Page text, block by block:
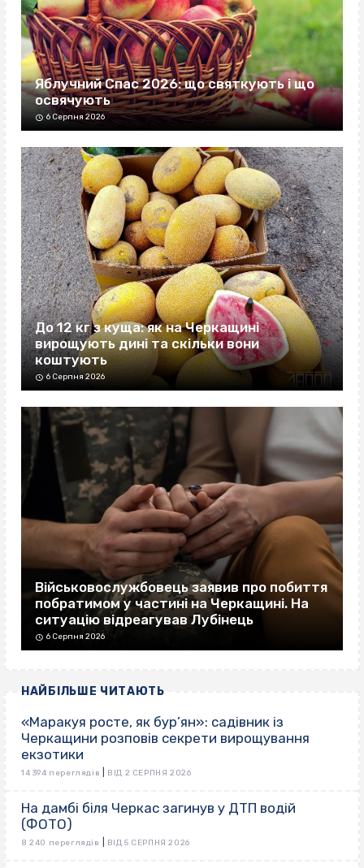
Яблучний Спас 2026: що святкують і що
освячують
6 Серпня 2026
До 12 кг з куща: як на Черкащині
вирощують дині та скільки вони
коштують
6 Серпня 2026
Військовослужбовець заявив про побиття
побратимом у частині на Черкащині. На
ситуацію відреагував Лубінець
6 Серпня 2026
НАЙБІЛЬШЕ ЧИТАЮТЬ
«Маракуя росте, як бур’ян»: садівник із
Черкащини розповів секрети вирощування
екзотики
14 394 переглядів ВІД 2 СЕРПНЯ 2026
На дамбі біля Черкас загинув у ДТП водій
(ФОТО)
8 240 переглядів ВІД 5 СЕРПНЯ 2026